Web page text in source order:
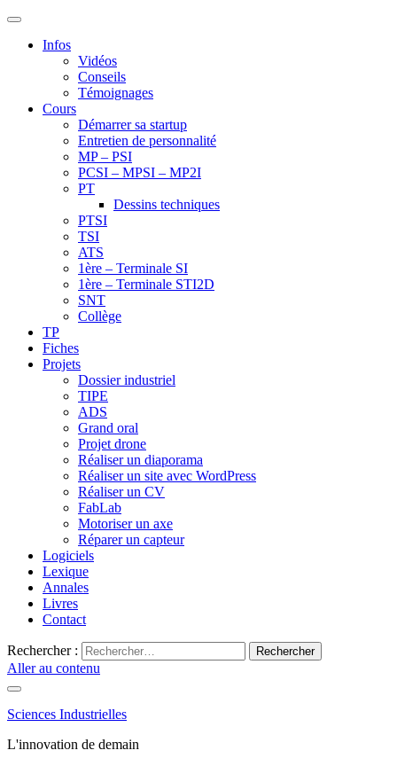
Infos
Vidéos
Conseils
Témoignages
Cours
Démarrer sa startup
Entretien de personnalité
MP – PSI
PCSI – MPSI – MP2I
PT
Dessins techniques
PTSI
TSI
ATS
1ère – Terminale SI
1ère – Terminale STI2D
SNT
Collège
TP
Fiches
Projets
Dossier industriel
TIPE
ADS
Grand oral
Projet drone
Réaliser un diaporama
Réaliser un site avec WordPress
Réaliser un CV
FabLab
Motoriser un axe
Réparer un capteur
Logiciels
Lexique
Annales
Livres
Contact
Rechercher :
Aller au contenu
Sciences Industrielles
L'innovation de demain